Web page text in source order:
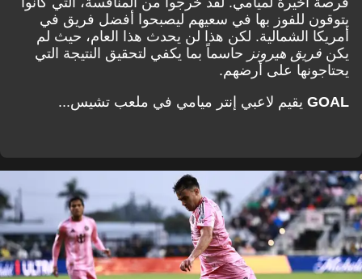
يتوقون للفوز بها في سعيهم ليصبحوا أفضل فريق في
أمريكا الشمالية. لكن هذا لن يحدث هذا العام، حيث لم
يكن فريق هيرونز حاسماً بما يكفي لتحقيق النتيجة التي
يحتاجونها على أرضهم.
GOAL يقيم لاعبي إنتر ميامي في ملعب تشيس...